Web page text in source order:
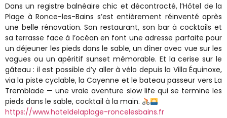
Dans un registre balnéaire chic et décontracté, l’Hôtel de la
Plage à Ronce-les-Bains s’est entièrement réinventé après
une belle rénovation. Son restaurant, son bar à cocktails et
sa terrasse face à l’océan en font une adresse parfaite pour
un déjeuner les pieds dans le sable, un dîner avec vue sur les
vagues ou un apéritif sunset mémorable. Et la cerise sur le
gâteau : il est possible d’y aller à vélo depuis la Villa Équinoxe,
via la piste cyclable, la Cayenne et le bateau passeur vers La
Tremblade — une vraie aventure slow life qui se termine les
pieds dans le sable, cocktail à la main.
https://www.hoteldelaplage-roncelesbains.fr